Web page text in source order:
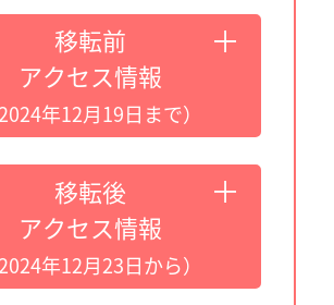
移転前
アクセス情報
2024年12月19日まで）
移転後
アクセス情報
2024年12月23日から）